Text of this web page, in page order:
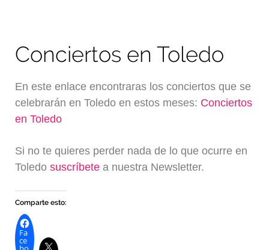
Conciertos en Toledo
En este enlace encontraras los conciertos que se
celebrarán en Toledo en estos meses: Conciertos
en Toledo
Si no te quieres perder nada de lo que ocurre en
Toledosuscríbete a nuestra Newsletter.
Comparte esto:
Fa
ce